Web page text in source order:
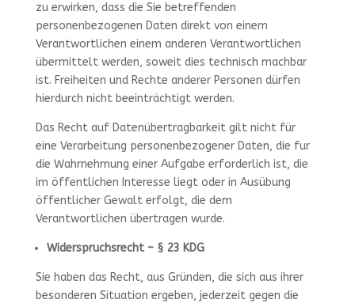
zu erwirken, dass die Sie betreffenden
personenbezogenen Daten direkt von einem
Verantwortlichen einem anderen Verantwortlichen
übermittelt werden, soweit dies technisch machbar
ist. Freiheiten und Rechte anderer Personen dürfen
hierdurch nicht beeinträchtigt werden.
Das Recht auf Datenübertragbarkeit gilt nicht für
eine Verarbeitung personenbezogener Daten, die fur
die Wahrnehmung einer Aufgabe erforderlich ist, die
im öffentlichen Interesse liegt oder in Ausübung
öffentlicher Gewalt erfolgt, die dem
Verantwortlichen übertragen wurde.
Widerspruchsrecht – § 23 KDG
Sie haben das Recht, aus Gründen, die sich aus ihrer
besonderen Situation ergeben, jederzeit gegen die